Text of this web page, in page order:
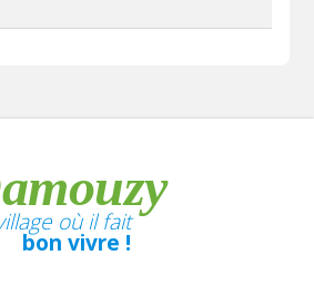
où il fait
bon vivre !